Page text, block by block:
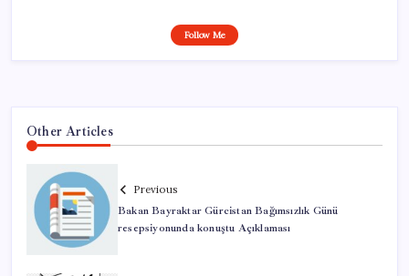
Follow Me
Other Articles
Previous
Bakan Bayraktar Gürcistan Bağımsızlık Günü
resepsiyonunda konuştu Açıklaması